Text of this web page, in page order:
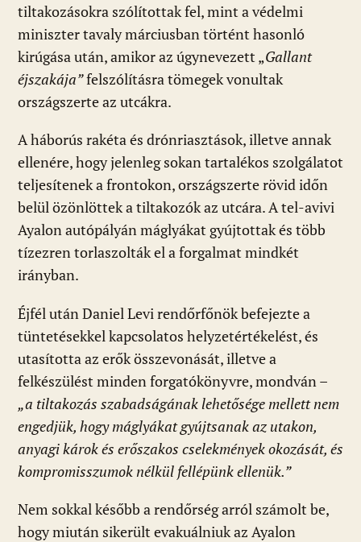
tiltakozásokra szólítottak fel, mint a védelmi
miniszter tavaly márciusban történt hasonló
kirúgása után, amikor az úgynevezett „Gallant
éjszakája”felszólításra tömegek vonultak
országszerte az utcákra.
A háborús rakéta és drónriasztások, illetve annak
ellenére, hogy jelenleg sokan tartalékos szolgálatot
teljesítenek a frontokon, országszerte rövid időn
belül özönlöttek a tiltakozók az utcára. A tel-avivi
Ayalon autópályán máglyákat gyújtottak és több
tízezren torlaszolták el a forgalmat mindkét
irányban.
Éjfél után Daniel Levi rendőrfőnök befejezte a
tüntetésekkel kapcsolatos helyzetértékelést, és
utasította az erők összevonását, illetve a
felkészülést minden forgatókönyvre, mondván –
„a tiltakozás szabadságának lehetősége mellett nem
engedjük, hogy máglyákat gyújtsanak az utakon,
anyagi károk és erőszakos cselekmények okozását, és
kompromisszumok nélkül fellépünk ellenük.”
Nem sokkal később a rendőrség arról számolt be,
hogy miután sikerült evakuálniuk az Ayalon